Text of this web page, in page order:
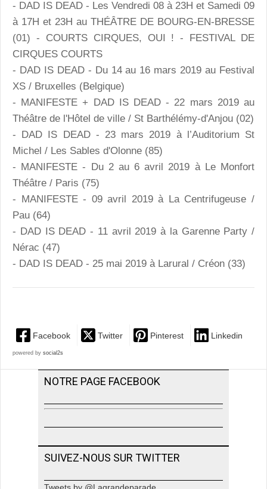
- DAD IS DEAD - Les Vendredi 08 à 23H et Samedi 09
à 17H et 23H au THÉÂTRE DE BOURG-EN-BRESSE
(01) - COURTS CIRQUES, OUI ! - FESTIVAL DE
CIRQUES COURTS
- DAD IS DEAD - Du 14 au 16 mars 2019 au Festival
XS / Bruxelles (Belgique)
- MANIFESTE + DAD IS DEAD - 22 mars 2019 au
Théâtre de l'Hôtel de ville / St Barthélémy-d'Anjou (02)
- DAD IS DEAD - 23 mars 2019 à l’Auditorium St
Michel / Les Sables d'Olonne (85)
- MANIFESTE - Du 2 au 6 avril 2019 à Le Monfort
Théâtre / Paris (75)
- MANIFESTE - 09 avril 2019 à La Centrifugeuse /
Pau (64)
- DAD IS DEAD - 11 avril 2019 à la Garenne Party /
Nérac (47)
- DAD IS DEAD - 25 mai 2019 à Larural / Créon (33)
Facebook Twitter Pinterest Linkedin
powered by social2s
NOTRE PAGE FACEBOOK
SUIVEZ-NOUS SUR TWITTER